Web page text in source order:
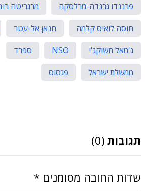
פרננדו גרנדה-מרלסקה
מרגריטה
חוסה לואיס קלמה
חנאן אל-עטר
ג'מאל חשוקג'י
NSO
ספרד
ממשלת ישראל
פגסוס
תגובות (0)
שדות החובה מסומנים *